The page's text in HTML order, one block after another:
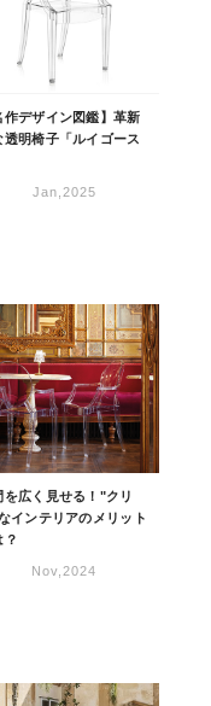
作デザイン図鑑】革新
透明椅子「ルイゴース
Jan,2025
を広く見せる！"クリ
インテリアのメリット
？
Nov,2024